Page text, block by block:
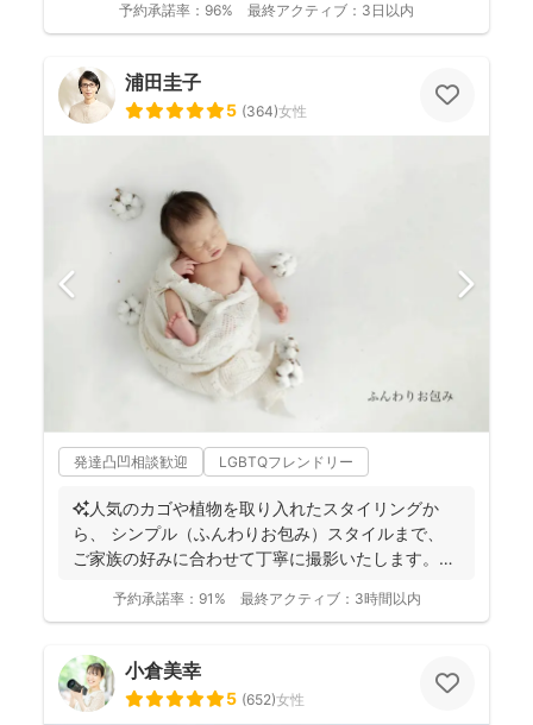
予約承諾率： 96% 最終アクティブ： 3日以内
浦田圭子
5 (364)女性
発達凸凹相談歓迎 LGBTQフレンドリー
✨人気のカゴや植物を取り入れたスタイリングか
ら、 シンプル（ふんわりお包み）スタイルまで、
ご家族の好みに合わせて丁寧に撮影いたします。
予約承諾率： 91% 最終アクティブ： 3時間以内
小倉美幸
5 (652)女性